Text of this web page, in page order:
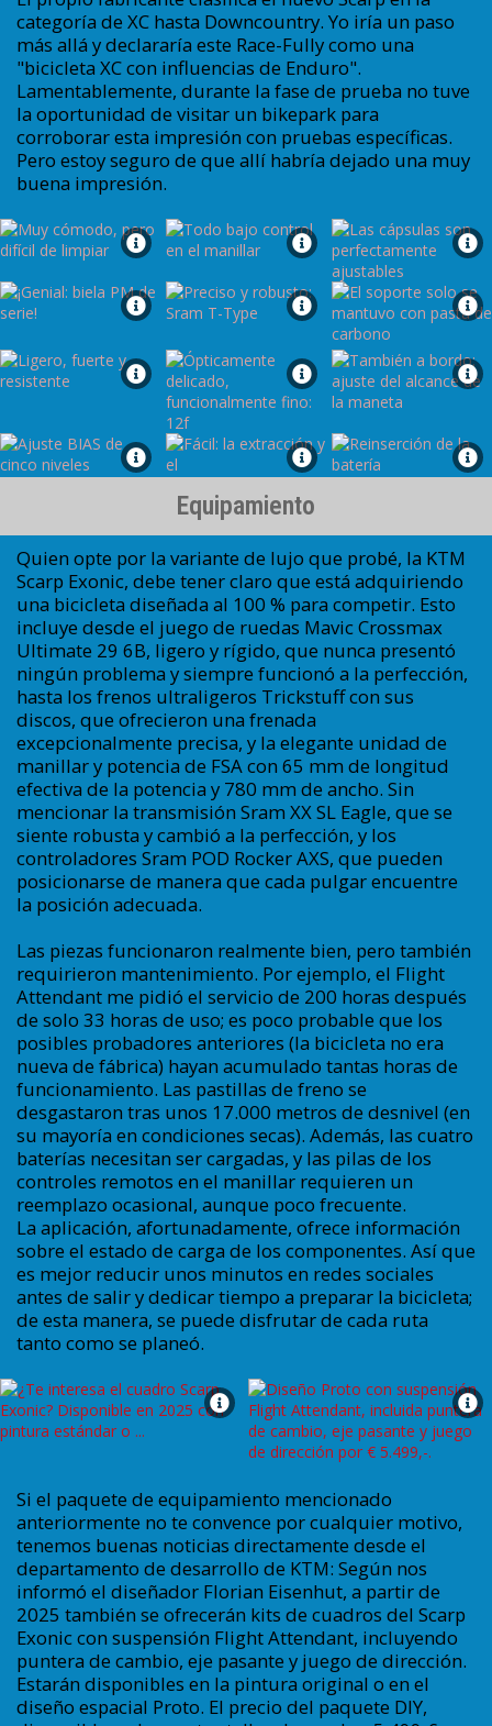
categoría de XC hasta Downcountry. Yo iría un paso
más allá y declararía este Race-Fully como una
"bicicleta XC con influencias de Enduro".
Lamentablemente, durante la fase de prueba no tuve
la oportunidad de visitar un bikepark para
corroborar esta impresión con pruebas específicas.
Pero estoy seguro de que allí habría dejado una muy
buena impresión.
Equipamiento
Quien opte por la variante de lujo que probé, la KTM
Scarp Exonic, debe tener claro que está adquiriendo
una bicicleta diseñada al 100 % para competir. Esto
incluye desde el juego de ruedas Mavic Crossmax
Ultimate 29 6B, ligero y rígido, que nunca presentó
ningún problema y siempre funcionó a la perfección,
hasta los frenos ultraligeros Trickstuff con sus
discos, que ofrecieron una frenada
excepcionalmente precisa, y la elegante unidad de
manillar y potencia de FSA con 65 mm de longitud
efectiva de la potencia y 780 mm de ancho. Sin
mencionar la transmisión Sram XX SL Eagle, que se
siente robusta y cambió a la perfección, y los
controladores Sram POD Rocker AXS, que pueden
posicionarse de manera que cada pulgar encuentre
la posición adecuada.
Las piezas funcionaron realmente bien, pero también
requirieron mantenimiento. Por ejemplo, el Flight
Attendant me pidió el servicio de 200 horas después
de solo 33 horas de uso; es poco probable que los
posibles probadores anteriores (la bicicleta no era
nueva de fábrica) hayan acumulado tantas horas de
funcionamiento. Las pastillas de freno se
desgastaron tras unos 17.000 metros de desnivel (en
su mayoría en condiciones secas). Además, las cuatro
baterías necesitan ser cargadas, y las pilas de los
controles remotos en el manillar requieren un
reemplazo ocasional, aunque poco frecuente.
La aplicación, afortunadamente, ofrece información
sobre el estado de carga de los componentes. Así que
es mejor reducir unos minutos en redes sociales
antes de salir y dedicar tiempo a preparar la bicicleta;
de esta manera, se puede disfrutar de cada ruta
tanto como se planeó.
Si el paquete de equipamiento mencionado
anteriormente no te convence por cualquier motivo,
tenemos buenas noticias directamente desde el
departamento de desarrollo de KTM: Según nos
informó el diseñador Florian Eisenhut, a partir de
2025 también se ofrecerán kits de cuadros del Scarp
Exonic con suspensión Flight Attendant, incluyendo
puntera de cambio, eje pasante y juego de dirección.
Estarán disponibles en la pintura original o en el
diseño espacial Proto. El precio del paquete DIY,